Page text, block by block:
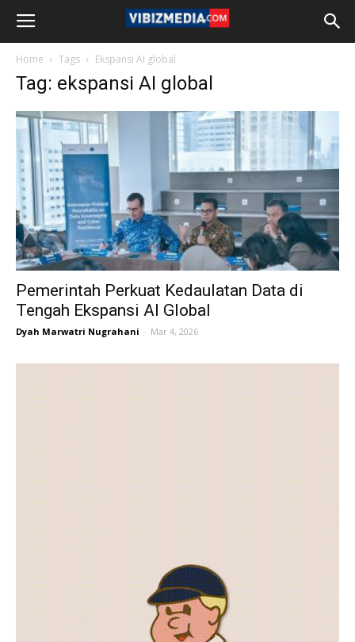
Home Tags Ekspansi AI global
Tag: ekspansi AI global
Pemerintah Perkuat Kedaulatan Data di
Tengah Ekspansi AI Global
Dyah Marwatri Nugrahani - Mar 4, 2026